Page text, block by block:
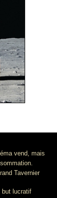
vend, mais
Tavernier
but lucratif